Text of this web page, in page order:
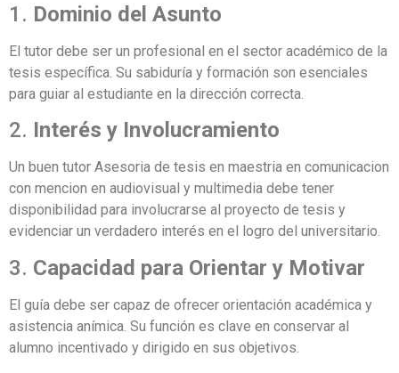
1. Dominio del Asunto
El tutor debe ser un profesional en el sector académico de la
tesis específica. Su sabiduría y formación son esenciales
para guiar al estudiante en la dirección correcta.
2. Interés y Involucramiento
Un buen tutor Asesoria de tesis en maestria en comunicacion
con mencion en audiovisual y multimedia debe tener
disponibilidad para involucrarse al proyecto de tesis y
evidenciar un verdadero interés en el logro del universitario.
3. Capacidad para Orientar y Motivar
El guía debe ser capaz de ofrecer orientación académica y
asistencia anímica. Su función es clave en conservar al
alumno incentivado y dirigido en sus objetivos.